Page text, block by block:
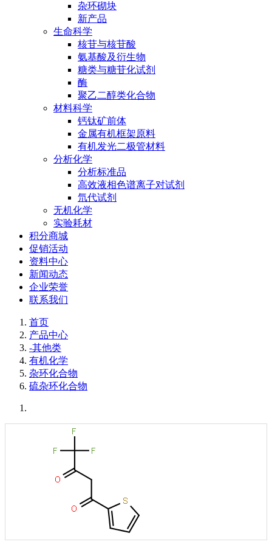
杂环砌块
新产品
生命科学
核苷与核苷酸
氨基酸及衍生物
糖类与糖苷化试剂
酶
聚乙二醇类化合物
材料科学
钙钛矿前体
金属有机框架原料
有机发光二极管材料
分析化学
分析标准品
高效液相色谱离子对试剂
氘代试剂
无机化学
实验耗材
积分商城
促销活动
资料中心
新闻动态
企业荣誉
联系我们
首页
产品中心
-其他类
有机化学
杂环化合物
硫杂环化合物